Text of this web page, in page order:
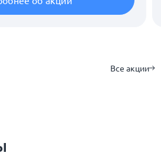
Все акции